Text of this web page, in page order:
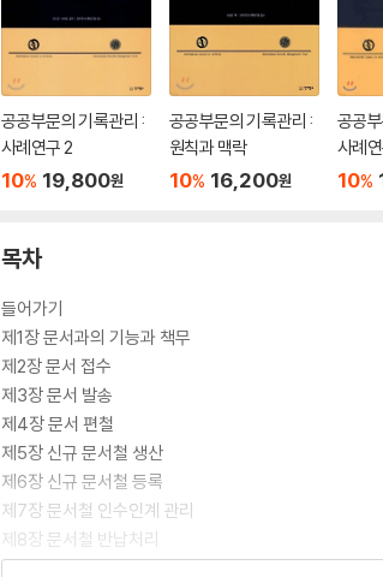
공공부문의 기록관리 :
사례연구 2
10% 19,800원
공공부문의 기록관리 :
원칙과 맥락
10% 16,200원
공공
사례
10%
목차
들어가기
제1장 문서과의 기능과 책무
제2장 문서 접수
제3장 문서 발송
제4장 문서 편철
제5장 신규 문서철 생산
제6장 신규 문서철 등록
제7장 문서철 인수인계 관리
제8장 문서철 반납처리
제9장 문서철 종결과 자료관 이용